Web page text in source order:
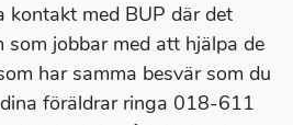
kontakt med BUP där det
som jobbar med att hjälpa de
har samma besvär som du
föräldrar ringa 018-611